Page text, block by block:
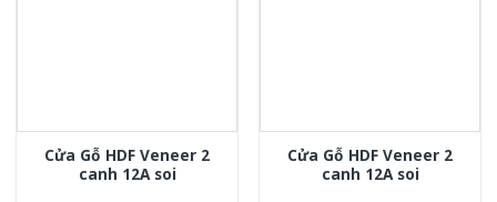
Cửa Gỗ HDF Veneer 2
canh 12A soi
Cửa Gỗ HDF Veneer 2
canh 12A soi